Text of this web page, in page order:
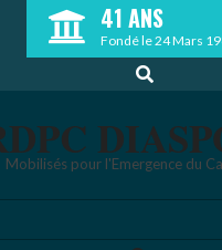
41 ANS
Fondé le 24 Mars
Search
Mobilisés pour l'Emergence du